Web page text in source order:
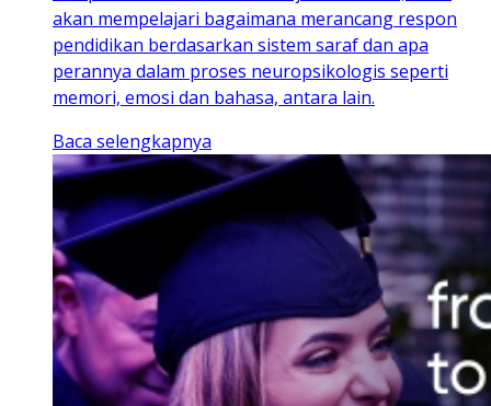
akan mempelajari bagaimana merancang respon
pendidikan berdasarkan sistem saraf dan apa
perannya dalam proses neuropsikologis seperti
memori, emosi dan bahasa, antara lain.
Baca selengkapnya